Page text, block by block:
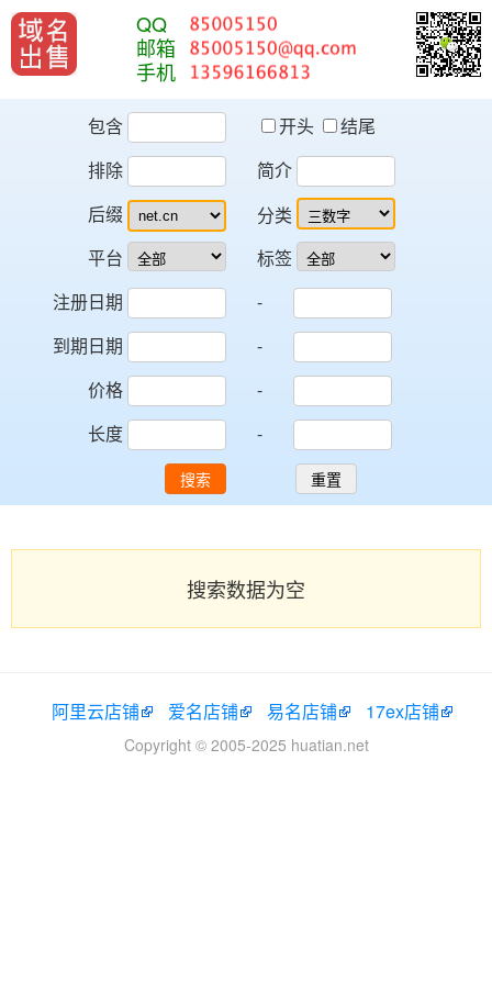
QQ
邮箱
手机
包含 开头
结尾
排除
简介
后缀
平台
分类
标签
注册日期
-
到期日期
-
价格
-
长度
-
搜索 重置
搜索数据为空
阿里云店铺 爱名店铺 易名店铺 17ex店铺
Copyright © 2005-2025 huatian.net